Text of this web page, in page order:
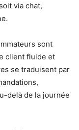
via chat,
sont
client fluide et
se traduisent par
delà de la journée